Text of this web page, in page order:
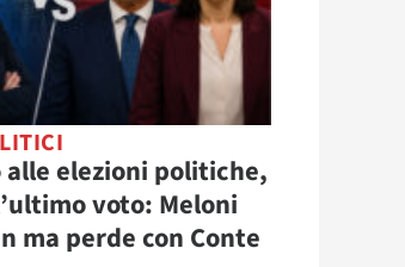
elezioni politiche,
voto: Meloni
ma perde con Conte